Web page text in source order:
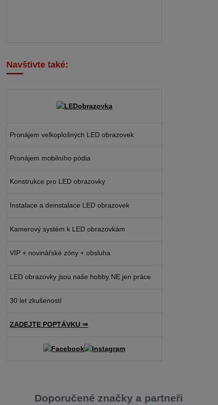
Navštivte také:
Pronájem velkoplošných LED obrazovek
Pronájem mobilního pódia
Konstrukce pro LED obrazovky
Instalace a deinstalace LED obrazovek
Kamerový systém k LED obrazovkám
VIP + novinářské zóny + obsluha
LED obrazovky jsou naše hobby NE jen práce
30 let zkušeností
ZADEJTE POPTÁVKU ⇒
Doporučené značky a partneři